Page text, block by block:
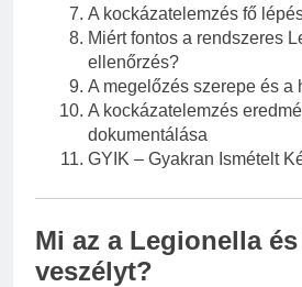
A kockázatelemzés fő
Miért fontos a rendszeres
ellenőrzés?
A megelőzés szerepe és a
A kockázatelemzés
dokumentálása
GYIK – Gyakran Ismételt
Mi az a Legionella
veszélyt?